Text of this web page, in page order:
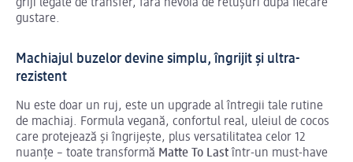
griji legate de transfer, fără nevoia de retușuri după fiecare
gustare.
Machiajul buzelor devine simplu, îngrijit și ultra-
rezistent
Nu este doar un ruj, este un upgrade al întregii tale rutine
de machiaj. Formula vegană, confortul real, uleiul de cocos
care protejează și îngrijește, plus versatilitatea celor 12
nuanțe – toate transformă Matte To Lastîntr-un must-have